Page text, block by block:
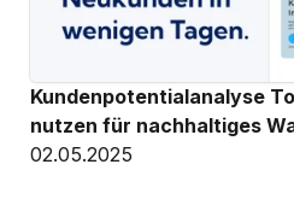
Kundenpotentialanalyse
nutzen für nachhaltiges
02.05.2025